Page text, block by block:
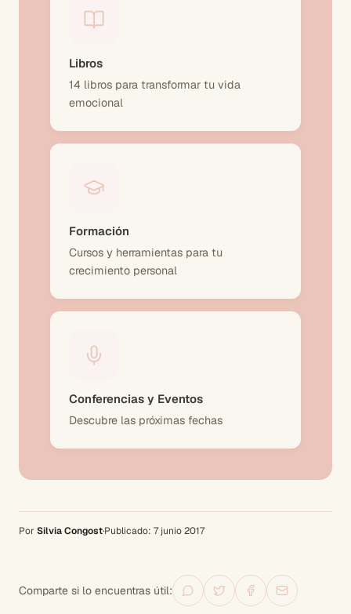
Libros
14 libros para transformar tu vida
emocional
Formación
Cursos y herramientas para tu
crecimiento personal
Conferencias y Eventos
Descubre las próximas fechas
Por Silvia Congost·Publicado: 7 junio 2017
Comparte si lo encuentras útil: